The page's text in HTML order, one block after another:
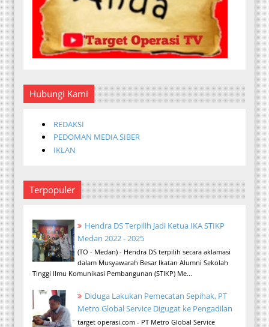
Hubungi Kami
REDAKSI
PEDOMAN MEDIA SIBER
IKLAN
Terpopuler
Hendra DS Terpilih Jadi Ketua IKA STIKP
Medan 2022 - 2025
(TO - Medan) - Hendra DS terpilih secara aklamasi
dalam Musyawarah Besar Ikatan Alumni Sekolah
Tinggi Ilmu Komunikasi Pembangunan (STIKP) Me...
Diduga Lakukan Pemecatan Sepihak, PT
Metro Global Service Digugat ke Pengadilan
target operasi.com - PT Metro Global Service